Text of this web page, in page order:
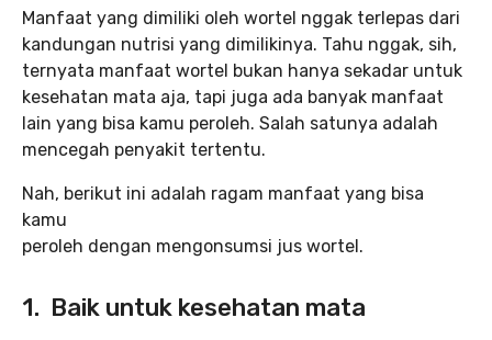
Manfaat yang dimiliki oleh wortel nggak terlepas dari
kandungan nutrisi yang dimilikinya. Tahu nggak, sih,
ternyata manfaat wortel bukan hanya sekadar untuk
kesehatan mata aja, tapi juga ada banyak manfaat
lain yang bisa kamu peroleh. Salah satunya adalah
mencegah penyakit tertentu.
Nah, berikut ini adalah ragam manfaat yang bisa
kamu
peroleh dengan mengonsumsi jus wortel.
1. Baik untuk kesehatan mata